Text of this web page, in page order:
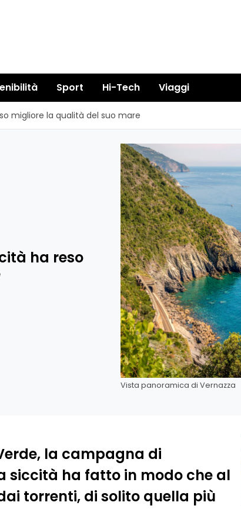
Sport Hi-Tech Viaggi
migliore la qualità del suo mare
ha reso
Vista panoramica di Vernazza
la campagna di
siccità ha fatto in modo che al
torrenti, di solito quella più